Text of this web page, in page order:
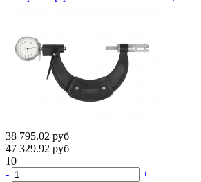
38 795.02 руб
47 329.92 руб
10
-
+